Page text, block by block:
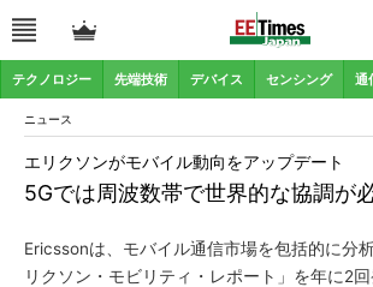
テクノロジー 先端技術 デバイス センシング 通
ニュース
5Gでは周波数帯で世界的な協調が
エリクソンがモバイル動向をアップデート
Ericssonは、モバイル通信市場を包括的に分
リクソン・モビリティ・レポート」を年に2